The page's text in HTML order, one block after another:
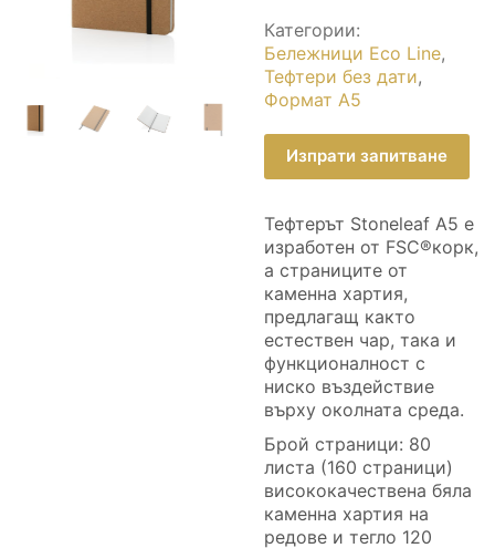
Категории:
Бележници Eco Line,
Тефтери без дати,
Формат А5
Изпрати запитване
Тефтерът Stoneleaf A5 е
изработен от FSC®корк,
а страниците от
каменна хартия,
предлагащ както
естествен чар, така и
функционалност с
ниско въздействие
върху околната среда.
Брой страници: 80
листа (160 страници)
висококачествена бяла
каменна хартия на
редове и тегло 120